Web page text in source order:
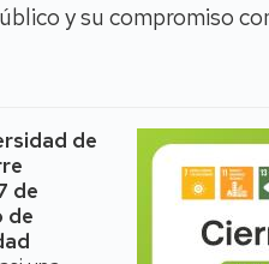
y su compromiso
de
de
de